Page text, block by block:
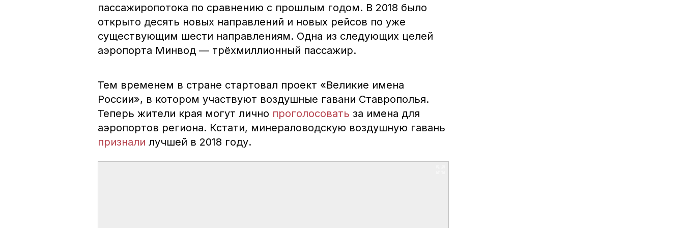
пассажиропотока по сравнению с прошлым годом. В 2018 было
открыто десять новых направлений и новых рейсов по уже
существующим шести направлениям. Одна из следующих целей
аэропорта Минвод — трёхмиллионный пассажир.
Тем временем в стране стартовал проект «Великие имена
России», в котором участвуют воздушные гавани Ставрополья.
Теперь жители края могут лично проголосовать за имена для
аэропортов региона. Кстати, минераловодскую воздушную гавань
признали лучшей в 2018 году.